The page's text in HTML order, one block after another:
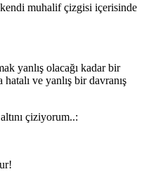
muhalif çizgisi içerisinde
yanlış olacağı kadar bir
ve yanlış bir davranış
çiziyorum..: